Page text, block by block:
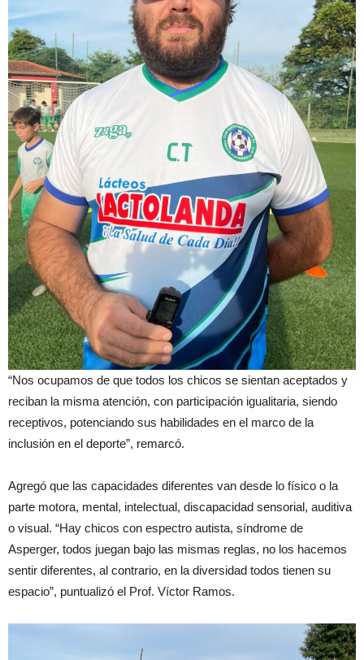
“Nos ocupamos de que todos los chicos se sientan aceptados y
reciban la misma atención, con participación igualitaria, siendo
receptivos, potenciando sus habilidades en el marco de la
inclusión en el deporte”, remarcó.
Agregó que las capacidades diferentes van desde lo físico o la
parte motora, mental, intelectual, discapacidad sensorial, auditiva
o visual. “Hay chicos con espectro autista, síndrome de
Asperger, todos juegan bajo las mismas reglas, no los hacemos
sentir diferentes, al contrario, en la diversidad todos tienen su
espacio”, puntualizó el Prof. Víctor Ramos.